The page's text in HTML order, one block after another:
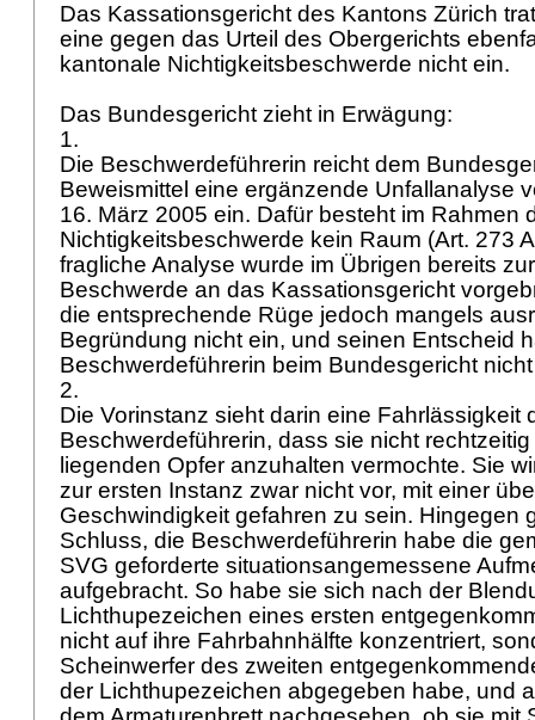
Das Kassationsgericht des Kantons Zürich
eine gegen das Urteil des Obergerichts
kantonale Nichtigkeitsbeschwerde nicht ein.
Das Bundesgericht zieht in Erwägung:
1.
Die Beschwerdeführerin reicht dem
Beweismittel eine ergänzende Unfallanalyse
16. März 2005 ein. Dafür besteht im Rahmen
Nichtigkeitsbeschwerde kein Raum (Art. 273
fragliche Analyse wurde im Übrigen bereits
Beschwerde an das Kassationsgericht
die entsprechende Rüge jedoch mangels
Begründung nicht ein, und seinen Entscheid
Beschwerdeführerin beim Bundesgericht
2.
Die Vorinstanz sieht darin eine Fahrlässigkeit
Beschwerdeführerin, dass sie nicht
liegenden Opfer anzuhalten vermochte. Sie
zur ersten Instanz zwar nicht vor, mit einer
Geschwindigkeit gefahren zu sein. Hingegen
Schluss, die Beschwerdeführerin habe die
SVG geforderte situationsangemessene
aufgebracht. So habe sie sich nach der
Lichthupezeichen eines ersten
nicht auf ihre Fahrbahnhälfte konzentriert,
Scheinwerfer des zweiten
der Lichthupezeichen abgegeben habe, und